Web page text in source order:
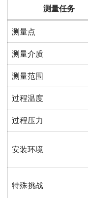
测量任务
测量点
测量介质
测量范围
过程温度
过程压力
安装环境
特殊挑战